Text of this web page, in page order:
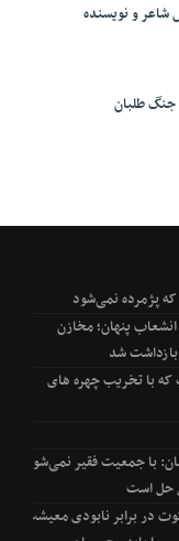
و نویسنده
طلبان
که پژمرده نمی‌شود
پنهان؛ مخازن
شد
با تخریب چهره های
با جمعیت فقیر نمی‌شود
حل است
در برابر نابودی معیشت